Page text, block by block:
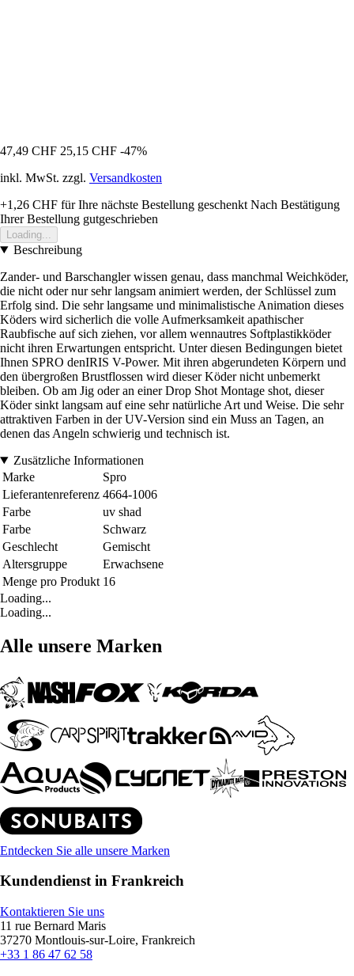
47,49 CHF 25,15 CHF -47%
inkl. MwSt. zzgl. Versandkosten
+1,26 CHF für Ihre nächste Bestellung geschenkt Nach Bestätigung
Ihrer Bestellung gutgeschrieben
Loading...
Beschreibung
Zander- und Barschangler wissen genau, dass manchmal Weichköder,
die nicht oder nur sehr langsam animiert werden, der Schlüssel zum
Erfolg sind. Die sehr langsame und minimalistische Animation dieses
Köders wird sicherlich die volle Aufmerksamkeit apathischer
Raubfische auf sich ziehen, vor allem wennautres Softplastikköder
nicht ihren Erwartungen entspricht. Unter diesen Bedingungen bietet
Ihnen SPRO denIRIS V-Power. Mit ihren abgerundeten Körpern und
den übergroßen Brustflossen wird dieser Köder nicht unbemerkt
bleiben. Ob am Jig oder an einer Drop Shot Montage shot, dieser
Köder sinkt langsam auf eine sehr natürliche Art und Weise. Die sehr
attraktiven Farben in der UV-Version sind ein Muss an Tagen, an
denen das Angeln schwierig und technisch ist.
Zusätzliche Informationen
Marke
Spro
Lieferantenreferenz 4664-1006
Farbe
uv shad
Farbe
Schwarz
Geschlecht
Gemischt
Altersgruppe
Erwachsene
Menge pro Produkt 16
Loading...
Loading...
Alle unsere Marken
Entdecken Sie alle unsere Marken
Kundendienst in Frankreich
Kontaktieren Sie uns
11 rue Bernard Maris
37270 Montlouis-sur-Loire, Frankreich
+33 1 86 47 62 58